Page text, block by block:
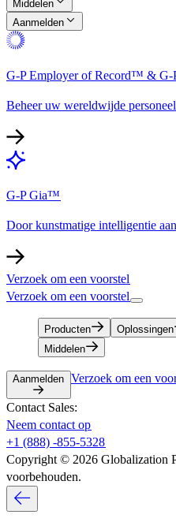
Middelen​​
Aanmelden​​
G-P Employer of Record™ & G-
Beheer uw wereldwijde
G-P Gia™​​
Door kunstmatige intelligentie
Verzoek om een voorstel​​
Verzoek om een voorstel​​
Producten​​ Oplossingen​​
Middelen​​
Aanmelden​​ Verzoek om een
Contact Sales:​​
Neem contact op​​
+1 (888) -855-5328​​
Copyright © 2026 Globalization
voorbehouden.​​